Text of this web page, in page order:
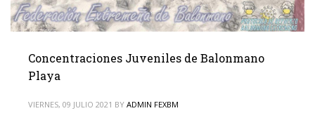
Concentraciones Juveniles de Balonmano
Playa
VIERNES, 09 JULIO 2021 BY ADMIN FEXBM